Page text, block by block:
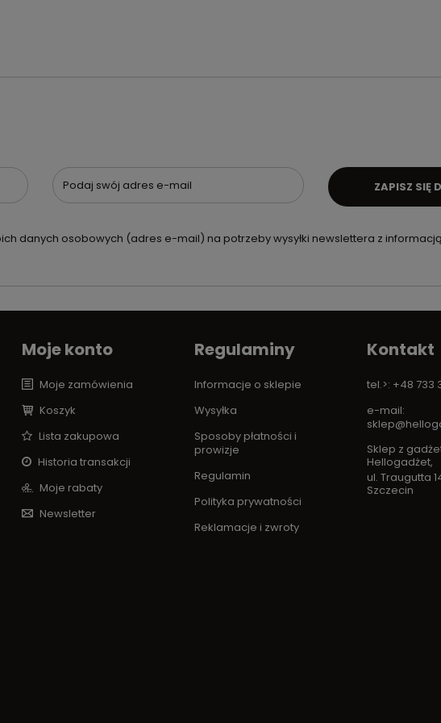
Podaj swój adres e-mail
danych osobowych (adres e-mail) na potrzeby wysyłki newslettera z
ZAPISZ SIĘ
Moje konto
Moje zamówienia
Koszyk
Lista zakupowa
Historia transakcji
Moje rabaty
Newsletter
Regulaminy
Informacje o sklepie
Wysyłka
Sposoby płatności i
prowizje
Regulamin
Polityka prywatności
Reklamacje i zwroty
Kontakt
tel.>: +48 733
e-mail:
Sklep z
Hellogadżet,
ul. Traugutta
Szczecin